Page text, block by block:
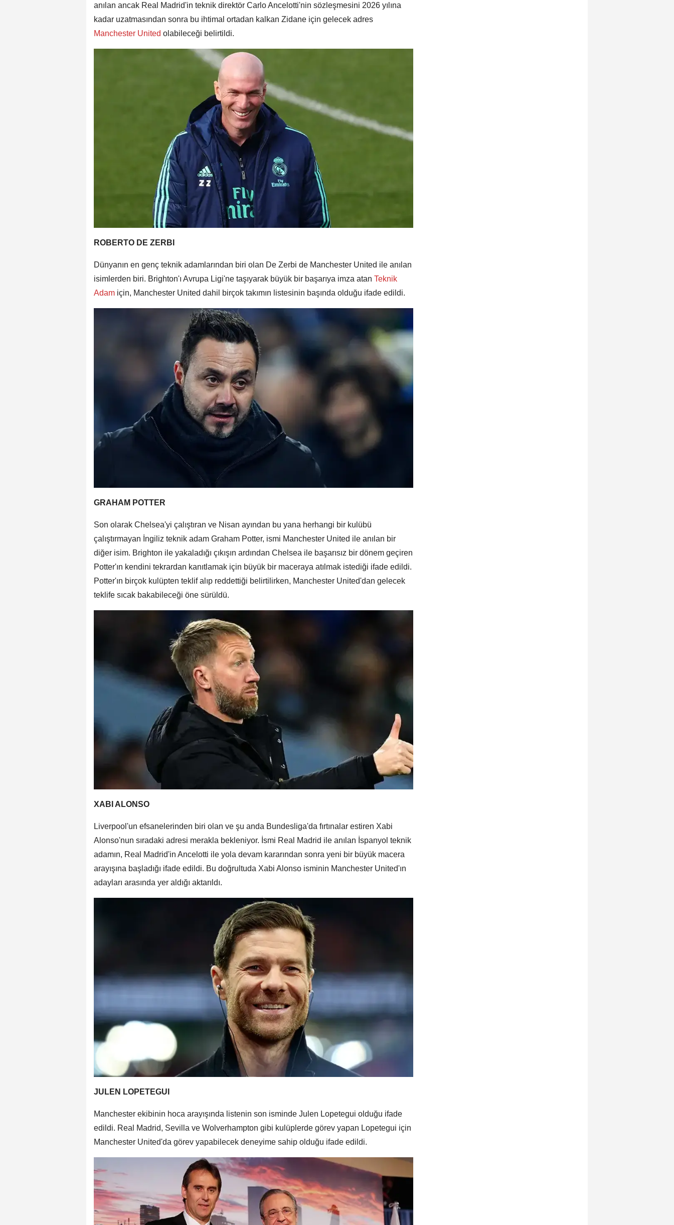
anılan ancak Real Madrid'in teknik direktör Carlo Ancelotti'nin sözleşmesini 2026 yılına
kadar uzatmasından sonra bu ihtimal ortadan kalkan Zidane için gelecek adres
Manchester United olabileceği belirtildi.
ROBERTO DE ZERBI
Dünyanın en genç teknik adamlarından biri olan De Zerbi de Manchester United ile anılan
isimlerden biri. Brighton'ı Avrupa Ligi'ne taşıyarak büyük bir başarıya imza atan Teknik
Adam için, Manchester United dahil birçok takımın listesinin başında olduğu ifade edildi.
GRAHAM POTTER
Son olarak Chelsea'yi çalıştıran ve Nisan ayından bu yana herhangi bir kulübü
çalıştırmayan İngiliz teknik adam Graham Potter, ismi Manchester United ile anılan bir
diğer isim. Brighton ile yakaladığı çıkışın ardından Chelsea ile başarısız bir dönem geçiren
Potter'ın kendini tekrardan kanıtlamak için büyük bir maceraya atılmak istediği ifade edildi.
Potter'ın birçok kulüpten teklif alıp reddettiği belirtilirken, Manchester United'dan gelecek
teklife sıcak bakabileceği öne sürüldü.
XABI ALONSO
Liverpool'un efsanelerinden biri olan ve şu anda Bundesliga'da fırtınalar estiren Xabi
Alonso'nun sıradaki adresi merakla bekleniyor. İsmi Real Madrid ile anılan İspanyol teknik
adamın, Real Madrid'in Ancelotti ile yola devam kararından sonra yeni bir büyük macera
arayışına başladığı ifade edildi. Bu doğrultuda Xabi Alonso isminin Manchester United'ın
adayları arasında yer aldığı aktarıldı.
JULEN LOPETEGUI
Manchester ekibinin hoca arayışında listenin son isminde Julen Lopetegui olduğu ifade
edildi. Real Madrid, Sevilla ve Wolverhampton gibi kulüplerde görev yapan Lopetegui için
Manchester United'da görev yapabilecek deneyime sahip olduğu ifade edildi.